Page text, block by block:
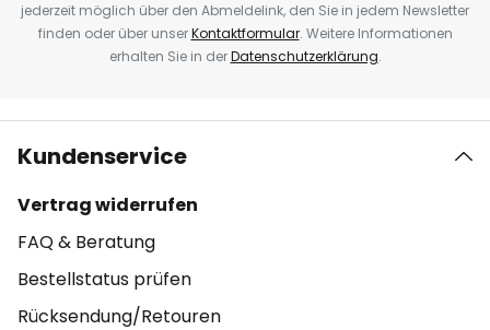
jederzeit möglich über den Abmeldelink, den Sie in jedem Newsletter
finden oder über unserKontaktformular. Weitere Informationen
erhalten Sie in derDatenschutzerklärung.
Kundenservice
Vertrag widerrufen
FAQ & Beratung
Bestellstatus prüfen
Rücksendung/Retouren